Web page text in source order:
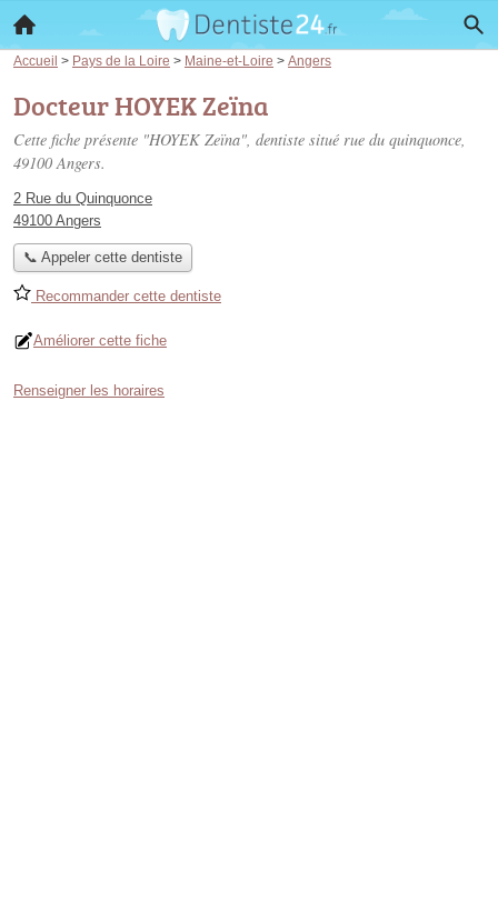
Accueil > Pays de la Loire > Maine-et-Loire > Angers
Docteur HOYEK Zeïna
Cette fiche présente "HOYEK Zeïna", dentiste situé rue du quinquonce,
49100 Angers.
2 Rue du Quinquonce
49100 Angers
📞 Appeler cette dentiste
Recommander cette dentiste
Améliorer cette fiche
Renseigner les horaires